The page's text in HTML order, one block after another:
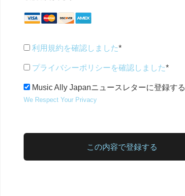
利用規約を確認しました*
プライバシーポリシーを確認しました*
Music Ally Japanニュースレターに登録する
We Respect Your Privacy
値なし